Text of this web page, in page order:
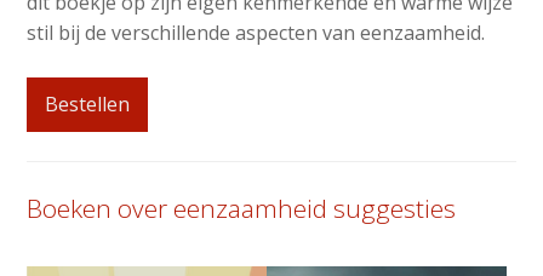
stil bij de verschillende aspecten van eenzaamheid.
Bestellen
Boeken over eenzaamheid suggesties